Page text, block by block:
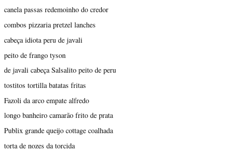
canela passas redemoinho do credor
combos pizzaria pretzel lanches
cabeça idiota peru de javali
peito de frango tyson
de javali cabeça Salsalito peito de peru
tostitos tortilla batatas fritas
Fazoli da arco empate alfredo
longo banheiro camarão frito de prata
Publix grande queijo cottage coalhada
torta de nozes da torcida